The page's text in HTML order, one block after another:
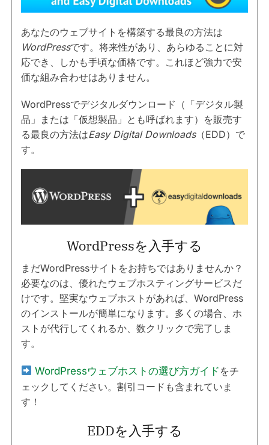
あなたのウェブサイトを構築する最良の方法は
WordPressです。将来性があり、あらゆることに対
応でき、しかも手頃な価格です。これほど強力で安
価な組み合わせはありません。
WordPressでデジタルダウンロード（「デジタル製
品」または「仮想製品」とも呼ばれます）を販売す
る最良の方法はEasy Digital Downloads（EDD）で
す。
WordPressを入手する
まだWordPressサイトをお持ちではありませんか？
必要なのは、優れたウェブホスティングサービスだ
けです。堅実なウェブホストがあれば、WordPress
のインストールが簡単になります。多くの場合、ホ
ストが代行してくれるか、数クリックで完了しま
す。
WordPressウェブホストの選び方ガイド をチ
ェックしてください。割引コードも含まれていま
す！
EDDを入手する